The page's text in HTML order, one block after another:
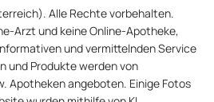
Alle Rechte vorbehalten.
Arzt und keine Online-Apotheke,
und vermittelnden Service
und Produkte werden von
Apotheken angeboten. Einige Fotos